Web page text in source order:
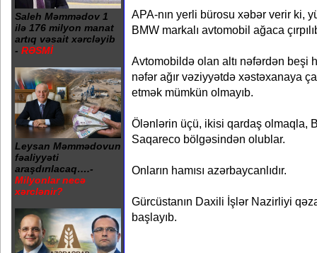
Saleh Məmmədov 1
ilə 176 milyon manat
artıq vəsait xərcləyib
- RƏSMİ
Leysan Məmmədovun
fəaliyyəti
araşdırılacaq….-
Milyonlar necə
xərclənir?
APA-nın yerli bürosu xəbər verir ki,
BMW markalı avtomobil ağaca
Avtomobildə olan altı nəfərdən beşi
nəfər ağır vəziyyətdə xəstəxanaya
etmək mümkün olmayıb.
Ölənlərin üçü, ikisi qardaş olmaqla,
Saqareco bölgəsindən olublar.
Onların hamısı azərbaycanlıdır.
Gürcüstanın Daxili İşlər Nazirliyi
başlayıb.